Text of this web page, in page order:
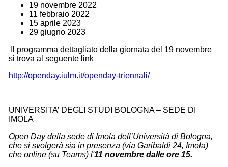
19 novembre 2022
11 febbraio 2022
15 aprile 2023
29 giugno 2023
l programma dettagliato della giornata del 19 novembre
si trova al seguente link
http://openday.iulm.it/openday-triennali/
UNIVERSITA’ DEGLI STUDI BOLOGNA – SEDE DI
IMOLA
Open Day della sede di Imola dell’Università di Bologna,
che si svolgerà sia in presenza (via Garibaldi 24, Imola)
che online (su Teams) l'11 novembre dalle ore 15.